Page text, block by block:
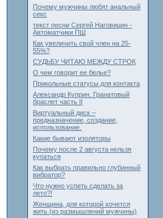
Почему мужчины любят анальный
секс
текст песни Сергей Наговицин -
Автоматчики ПШ
Как увеличить свой член на 25-
55%?
СУДЬБУ ЧИТАЮ МЕЖДУ СТРОК
О чем говорит ее белье?
Прикольные статусы для контакта
Александр Куприн. Гранатовый
браслет часть II
Виртуальный диск –
предназначение, создание,
использование.
Какие бывают изоляторы
Почему после 2 августа нельзя
купаться
Как выбрать правильно глубинный
вибратор?
Что нужно успеть сделать за
лето?!
Женщина, для которой хочется
жить (из размышлений мужчины)